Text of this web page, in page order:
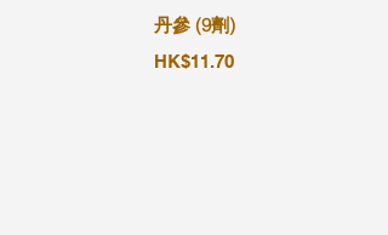
丹參 (9劑)
HK$11.70